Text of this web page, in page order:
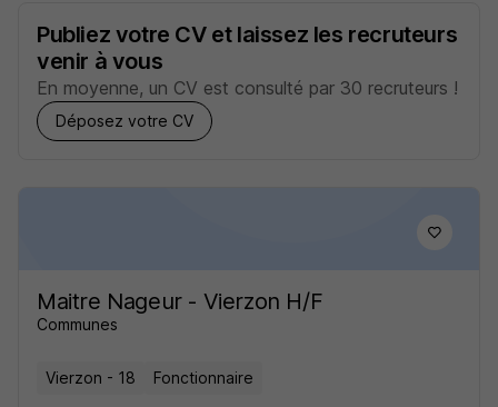
Publiez votre CV et laissez les recruteurs
venir à vous
En moyenne, un CV est consulté par 30 recruteurs !
Déposez votre CV
Maitre Nageur - Vierzon H/F
Communes
Vierzon - 18 Fonctionnaire